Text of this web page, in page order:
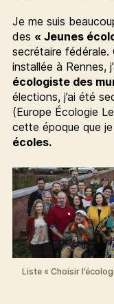
Je me suis
des « Jeunes
secrétaire fédérale.
installée à Rennes,
écologiste des
élections, j’ai été
(Europe Écologie
cette époque que
écoles.
Liste « Choisir